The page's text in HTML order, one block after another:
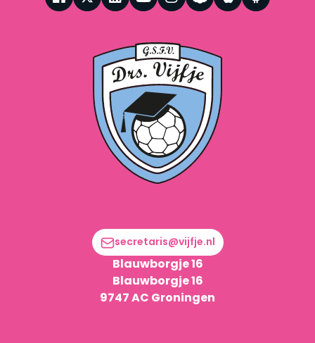
secretaris@vijfje.nl
Blauwborgje 16
Blauwborgje 16
9747 AC Groningen